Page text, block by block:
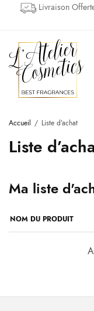
Livraison
Accueil Liste d’achat
Liste
Ma liste
NOM DU PRODUIT